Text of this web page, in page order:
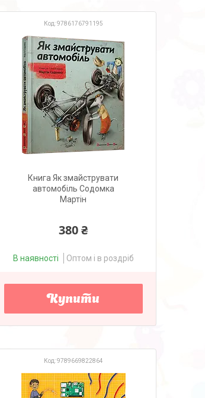
9786176791195
Книга Як змайструвати
автомобіль Содомка
Мартін
380 ₴
В наявності Оптом і в роздріб
Купити
9789669822864